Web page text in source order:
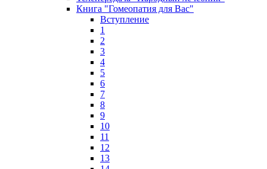
Книга "Гомеопатия для Вас"
Вступление
1
2
3
4
5
6
7
8
9
10
11
12
13